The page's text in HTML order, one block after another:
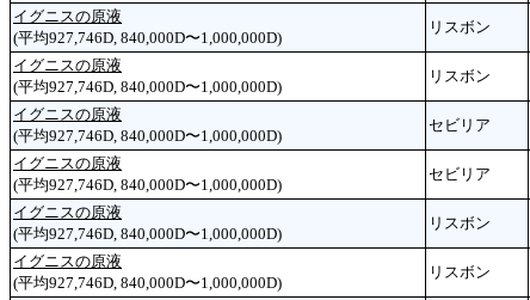
イグニスの原液
(平均927,746D, 840,000D〜1,000,000D)
リスボン
イグニスの原液
(平均927,746D, 840,000D〜1,000,000D)
リスボン
イグニスの原液
(平均927,746D, 840,000D〜1,000,000D)
セビリア
イグニスの原液
(平均927,746D, 840,000D〜1,000,000D)
セビリア
イグニスの原液
(平均927,746D, 840,000D〜1,000,000D)
リスボン
イグニスの原液
(平均927,746D, 840,000D〜1,000,000D)
リスボン